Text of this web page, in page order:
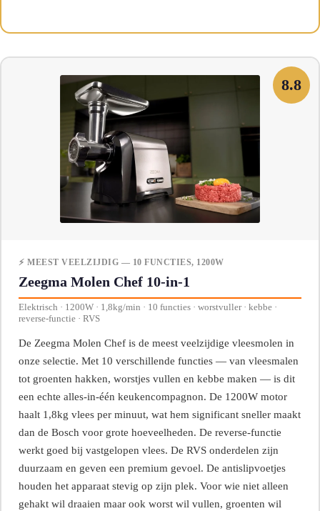
8.8
⚡ MEEST VEELZIJDIG — 10 FUNCTIES, 1200W
Zeegma Molen Chef 10-in-1
Elektrisch · 1200W · 1,8kg/min · 10 functies · worstvuller · kebbe ·
reverse-functie · RVS
De Zeegma Molen Chef is de meest veelzijdige vleesmolen in
onze selectie. Met 10 verschillende functies — van vleesmalen
tot groenten hakken, worstjes vullen en kebbe maken — is dit
een echte alles-in-één keukencompagnon. De 1200W motor
haalt 1,8kg vlees per minuut, wat hem significant sneller maakt
dan de Bosch voor grote hoeveelheden. De reverse-functie
werkt goed bij vastgelopen vlees. De RVS onderdelen zijn
duurzaam en geven een premium gevoel. De antislipvoetjes
houden het apparaat stevig op zijn plek. Voor wie niet alleen
gehakt wil draaien maar ook worst wil vullen, groenten wil